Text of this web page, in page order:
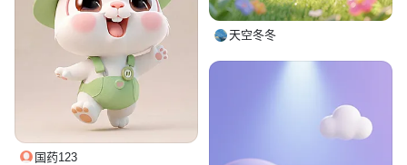
天空冬冬
国药123